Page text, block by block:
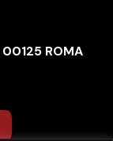
00125 ROMA